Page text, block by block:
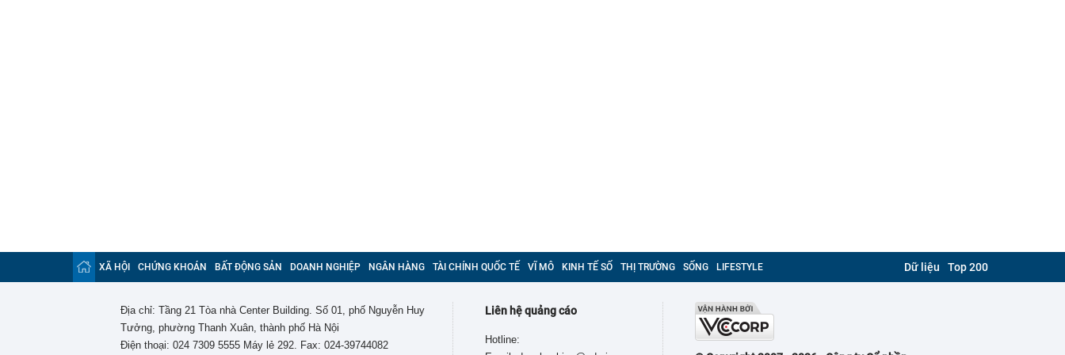
XÃ HỘI CHỨNG KHOÁN BẤT ĐỘNG SẢN DOANH NGHIỆP NGÂN HÀNG TÀI CHÍNH QUỐC TẾ VĨ MÔ KINH TẾ SỐ THỊ TRƯỜNG SỐNG LIFESTYLE Dữ liệu Top 200
Địa chỉ: Tầng 21 Tòa nhà Center Building. Số 01, phố Nguyễn Huy
Tưởng, phường Thanh Xuân, thành phố Hà Nội
Điện thoại: 024 7309 5555 Máy lẻ 292. Fax: 024-39744082
Liên hệ quảng cáo
Hotline: